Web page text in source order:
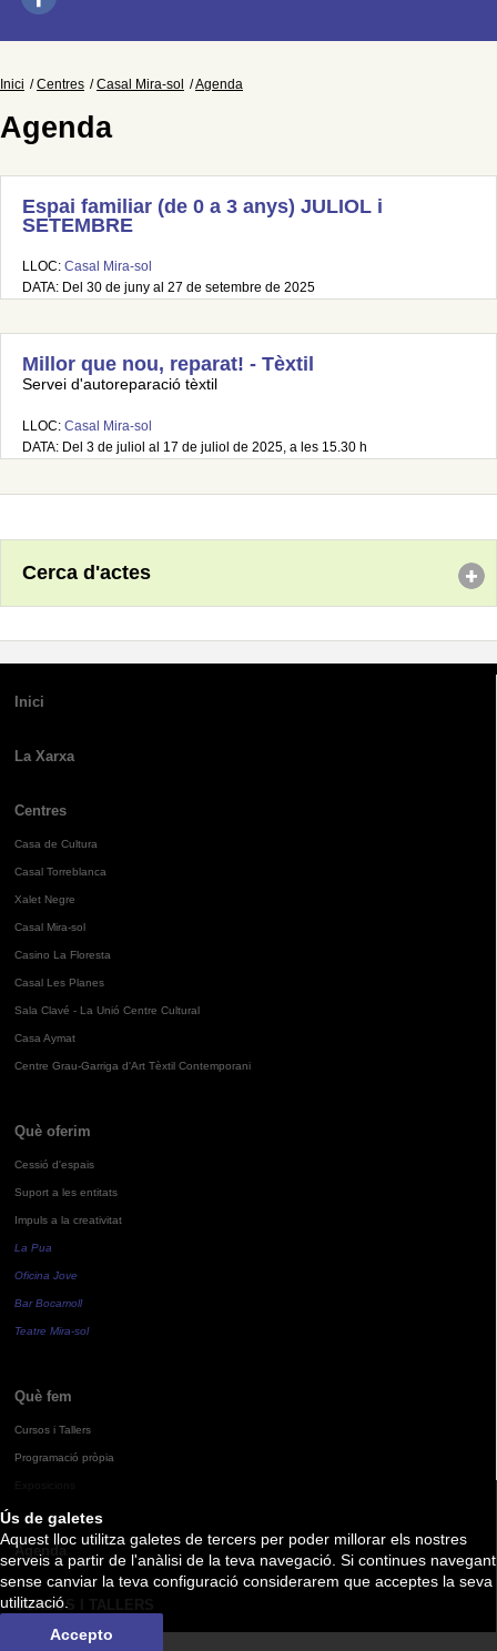
Ús de galetes
Aquest lloc utilitza galetes de tercers per poder millorar els nostres
serveis a partir de l'anàlisi de la teva navegació. Si continues navegant
sense canviar la teva configuració considerarem que acceptes la seva
utilització.
Accepto
Inici Centres Casal Mira-sol Agenda
Agenda
Espai familiar (de 0 a 3 anys) JULIOL i
SETEMBRE
LLOC: Casal Mira-sol
DATA: Del 30 de juny al 27 de setembre de 2025
Millor que nou, reparat! - Tèxtil
Servei d'autoreparació tèxtil
LLOC: Casal Mira-sol
DATA: Del 3 de juliol al 17 de juliol de 2025, a les 15.30 h
Cerca d'actes
Inici
La Xarxa
Centres
Casa de Cultura
Casal Torreblanca
Xalet Negre
Casal Mira-sol
Casino La Floresta
Casal Les Planes
Sala Clavé - La Unió Centre Cultural
Casa Aymat
Centre Grau-Garriga d'Art Tèxtil Contemporani
Què oferim
Cessió d'espais
Suport a les entitats
Impuls a la creativitat
La Pua
Oficina Jove
Bar Bocamoll
Teatre Mira-sol
Què fem
Cursos i Tallers
Programació pròpia
Agenda
CURSOS I TALLERS